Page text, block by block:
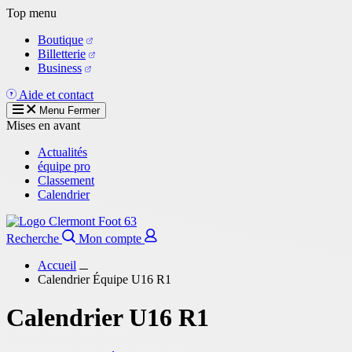
Aller
contenu
principal
Top menu
Boutique
Billetterie
Business
Aide et contact
Menu Fermer
Mises en avant
Actualités
équipe pro
Classement
Calendrier
Recherche
Mon compte
Accueil
Calendrier Équipe U16 R1
Calendrier U16 R1